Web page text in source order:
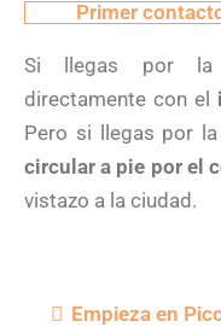
Primer
Si llegas por la
directamente con el
Pero si llegas por
circular a pie por el
vistazo a la ciudad.
Empieza en